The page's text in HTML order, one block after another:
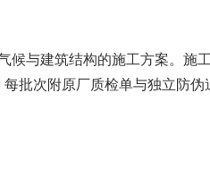
与建筑结构的施工方案。施
批次附原厂质检单与独立防